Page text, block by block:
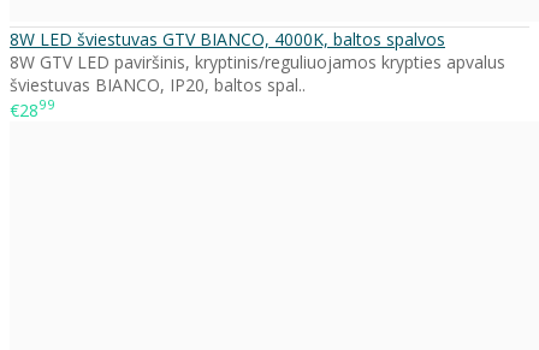
8W LED šviestuvas GTV BIANCO, 4000K, baltos spalvos
8W GTV LED paviršinis, kryptinis/reguliuojamos krypties apvalus
šviestuvas BIANCO, IP20, baltos spal..
€2899